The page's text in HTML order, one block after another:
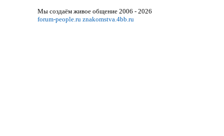
Мы создаём живое общение 2006 - 2026
forum-people.ru znakomstva.4bb.ru